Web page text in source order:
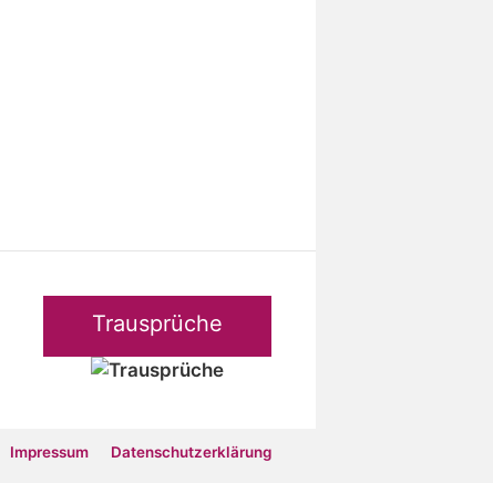
Trausprüche
Impressum Datenschutz­erklärung